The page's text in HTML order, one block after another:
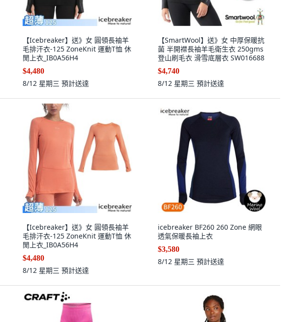
【Icebreaker】送》女 圓領長袖羊
毛排汗衣-125 ZoneKnit 運動T恤 休
閒上衣_IB0A56H4
$4,480
8/12 星期三 預計送達
【SmartWool】送》女 中厚保暖抗
菌 半開襟長袖羊毛衛生衣 250gms
登山刷毛衣 滑雪底層衣 SW016688
$4,740
8/12 星期三 預計送達
【Icebreaker】送》女 圓領長袖羊
毛排汗衣-125 ZoneKnit 運動T恤 休
閒上衣_IB0A56H4
$4,480
8/12 星期三 預計送達
icebreaker BF260 260 Zone 網眼
透氣保暖長袖上衣
$3,580
8/12 星期三 預計送達